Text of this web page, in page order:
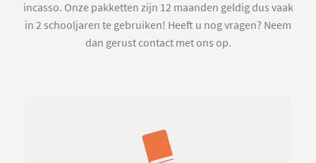
incasso. Onze pakketten zijn 12 maanden geldig dus vaak
in 2 schooljaren te gebruiken! Heeft u nog vragen? Neem
dan gerust contact met ons op.